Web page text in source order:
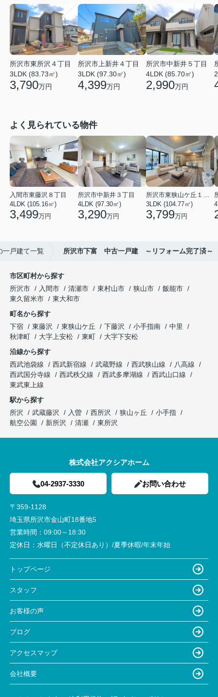
所沢市東所沢４丁目
3LDK (83.73㎡)
3,790万円
所沢市上新井４丁目
3LDK (97.30㎡)
4,399万円
所沢市中新井５丁目
4LDK (85.70㎡)
2,990万円
よく見られている物件
入間市東藤沢８丁目
4LDK (105.16㎡)
3,499万円
所沢市中新井３丁目
4LDK (97.30㎡)
3,290万円
所沢市東狭山ケ丘１丁目
3LDK (104.77㎡)
3,799万円
一戸建て一覧 所沢市下富 中古一戸建 ～リフォーム完了済～
市区町村から探す
所沢市
入間市 清瀬市 東村山市 狭山市
飯能市
東久留米市
東大和市
町名から探す
下宿
東藤沢 東狭山ケ丘 下藤沢 小手指南
中里
秋津町
大字上安松 東町
大字下安松
沿線から探す
西武池袋線
西武新宿線 武蔵野線 西武狭山線
八高線
西武国分寺線
西武秩父線 西武多摩湖線
西武山口線
東武東上線
駅から探す
所沢
武蔵藤沢 入曽 西所沢 狭山ヶ丘
小手指
航空公園
新所沢 清瀬 東所沢
株式会社アクシアホーム
04-2937-3330 お問い合わせ
〒359-1128
埼玉県所沢市金山町18番地5
営業時間： 09:00～18:30
定休日： 水曜日（不定休日あり）/夏季休暇/年末年始
トップページ
スタッフ
お客様の声
ブログ
アクセスマップ
会社概要